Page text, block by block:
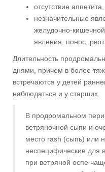
отсутствие аппетита,
незначительные
желудочно-
явления, понос,
Длительность
днями, причем в более
встречаются у детей
наблюдаться и у старших.
В продромальном
ветряночной сыпи и
место rash (сыпь) или
неспецифические для
при ветряной оспе